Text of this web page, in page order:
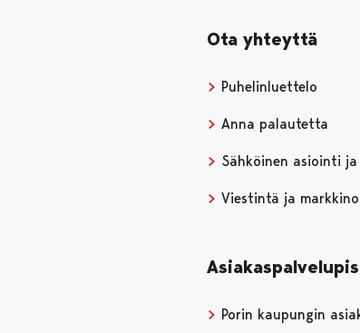
välilehdessä
Instagramissa
välilehdessä
Youtubessa
uudessa välilehdessä
Ota yhteyttä
Puhelinluettelo
Anna palautetta
Sähköinen asiointi
Viestintä ja
Porin kaupungin